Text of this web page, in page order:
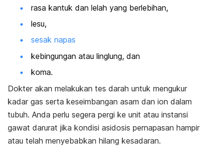
rasa kantuk dan lelah yang berlebihan,
lesu,
sesak napas
kebingungan atau linglung, dan
koma.
Dokter akan melakukan tes darah untuk mengukur
kadar gas serta keseimbangan asam dan ion dalam
tubuh. Anda perlu segera pergi ke unit atau instansi
gawat darurat jika kondisi asidosis pernapasan hampir
atau telah menyebabkan hilang kesadaran.